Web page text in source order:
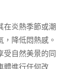
在炎熱季節或潮
降低悶熱感。
受自然美景的同
體進行任何改